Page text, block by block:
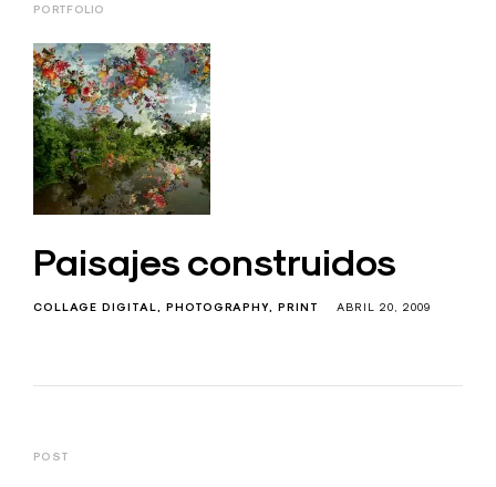
PORTFOLIO
Paisajes construidos
COLLAGE DIGITAL PHOTOGRAPHY PRINT ABRIL 20, 2009
POST